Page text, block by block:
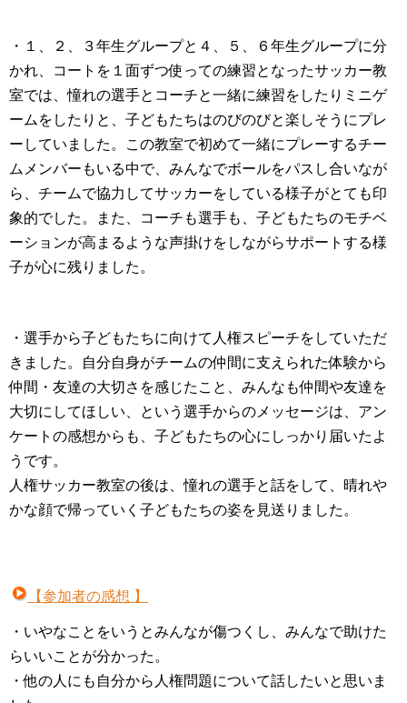
・１、２、３年生グループと４、５、６年生グループに分
かれ、コートを１面ずつ使っての練習となったサッカー教
室では、憧れの選手とコーチと一緒に練習をしたりミニゲ
ームをしたりと、子どもたちはのびのびと楽しそうにプレ
ーしていました。この教室で初めて一緒にプレーするチー
ムメンバーもいる中で、みんなでボールをパスし合いなが
ら、チームで協力してサッカーをしている様子がとても印
象的でした。また、コーチも選手も、子どもたちのモチベ
ーションが高まるような声掛けをしながらサポートする様
子が心に残りました。
・選手から子どもたちに向けて人権スピーチをしていただ
きました。自分自身がチームの仲間に支えられた体験から
仲間・友達の大切さを感じたこと、みんなも仲間や友達を
大切にしてほしい、という選手からのメッセージは、アン
ケートの感想からも、子どもたちの心にしっかり届いたよ
うです。
人権サッカー教室の後は、憧れの選手と話をして、晴れや
かな顔で帰っていく子どもたちの姿を見送りました。
【参加者の感想 】
・いやなことをいうとみんなが傷つくし、みんなで助けた
らいいことが分かった。
・他の人にも自分から人権問題について話したいと思いま